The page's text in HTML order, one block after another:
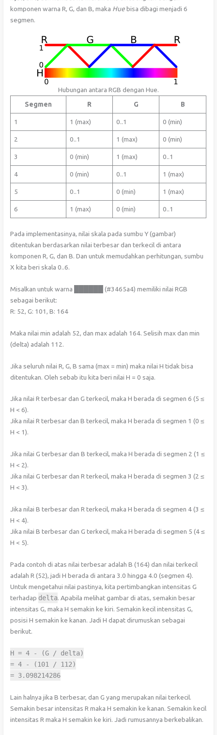
komponen warna R, G, dan B, maka Huebisa dibagi menjadi 6
segmen.
Hubungan antara RGB dengan Hue.
Segmen
R G B
1 1 (max) 0..1 0 (min)
2 0..1 1 (max) 0 (min)
3 0 (min) 1 (max) 0..1
4 0 (min) 0..1 1 (max)
5 0..1 0 (min) 1 (max)
6 1 (max) 0 (min) 0..1
Pada implementasinya, nilai skala pada sumbu Y (gambar)
ditentukan berdasarkan nilai terbesar dan terkecil di antara
komponen R, G, dan B. Dan untuk memudahkan perhitungan, sumbu
X kita beri skala 0..6.
Misalkan untuk warna ██████ (#3465a4) memiliki nilai RGB
sebagai berikut:
R: 52, G: 101, B: 164
Maka nilai min adalah 52, dan max adalah 164. Selisih max dan min
(delta) adalah 112.
Jika seluruh nilai R, G, B sama (max = min) maka nilai H tidak bisa
ditentukan. Oleh sebab itu kita beri nilai H = 0 saja.
Jika nilai R terbesar dan G terkecil, maka H berada di segmen 6 (5 ≤
H < 6).
Jika nilai R terbesar dan B terkecil, maka H berada di segmen 1 (0 ≤
H < 1).
Jika nilai G terbesar dan B terkecil, maka H berada di segmen 2 (1 ≤
H < 2).
Jika nilai G terbesar dan R terkecil, maka H berada di segmen 3 (2 ≤
H < 3).
Jika nilai B terbesar dan R terkecil, maka H berada di segmen 4 (3 ≤
H < 4).
Jika nilai B terbesar dan G terkecil, maka H berada di segmen 5 (4 ≤
H < 5).
Pada contoh di atas nilai terbesar adalah B (164) dan nilai terkecil
adalah R (52), jadi H berada di antara 3.0 hingga 4.0 (segmen 4).
Untuk mengetahui nilai pastinya, kita pertimbangkan intensitas G
terhadap delta. Apabila melihat gambar di atas, semakin besar
intensitas G, maka H semakin ke kiri. Semakin kecil intensitas G,
posisi H semakin ke kanan. Jadi H dapat dirumuskan sebagai
berikut.
H= 4 - (G / delta)
= 4 - (101 / 112)
= 3.098214286
Lain halnya jika B terbesar, dan G yang merupakan nilai terkecil.
Semakin besar intensitas R maka H semakin ke kanan. Semakin kecil
intensitas R maka H semakin ke kiri. Jadi rumusannya berkebalikan.